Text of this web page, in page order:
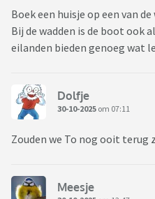
Boek een huisje op een van
Bij de wadden is de boot ook
eilanden bieden genoeg wat
Dolfje
30-10-2025 om 07:11
Zouden we To nog ooit terug
Meesje